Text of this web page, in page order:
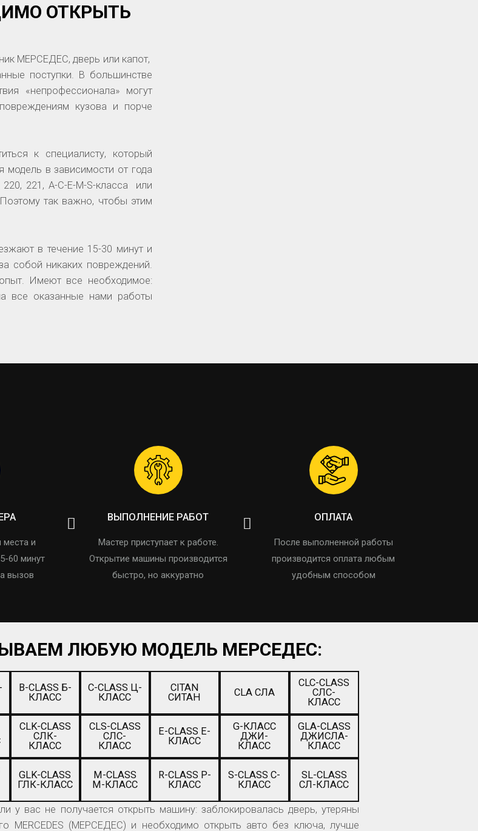
ОТКРЫТЬ
МЕРСЕДЕС, дверь или капот,
поступки. В большинстве
«непрофессионала» могут
кузова и порче
к специалисту, который
модель в зависимости от года
221, А-С-Е-M-S-класса или
так важно, чтобы этим
в течение 15-30 минут и
собой никаких повреждений.
Имеют все необходимое:
все оказанные нами работы
места и
60 минут
вызов
ВЫПОЛНЕНИЕ РАБОТ
Мастер приступает к работе.
Открытие машины производится
быстро, но аккуратно
ОПЛАТА
После выполненной работы
производится оплата любым
удобным способом
ЛЮБУЮ МОДЕЛЬ МЕРСЕДЕС:
B-CLASS Б-
КЛАСС
C-CLASS Ц-
КЛАСС
CITAN
СИТАН
CLA СЛА
CLC-CLASS
СЛС-
КЛАСС
CLK-CLASS
СЛК-
КЛАСС
CLS-CLASS
СЛС-
КЛАСС
E-CLASS Е-
КЛАСС
G-КЛАСС
ДЖИ-
КЛАСС
GLA-CLASS
ДЖИСЛА-
КЛАСС
GLK-CLASS
ГЛК-КЛАСС
M-CLASS
М-КЛАСС
R-CLASS Р-
КЛАСС
S-CLASS С-
КЛАСС
SL-CLASS
СЛ-КЛАСС
у вас не получается открыть машину: заблокировалась дверь, утеряны
MERCEDES (МЕРСЕДЕС) и необходимо открыть авто без ключа, лучше